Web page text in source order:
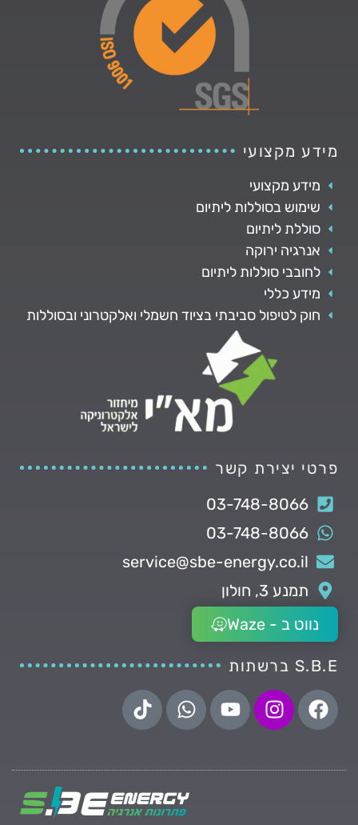
מידע מקצועי
מידע מקצועי
שימוש בסוללות ליתיום
סוללת ליתיום
אנרגיה ירוקה
לחובבי סוללות ליתיום
מידע כללי
חוק לטיפול סביבתי בציוד חשמלי ואלקטרוני ובסוללות
פרטי יצירת קשר
03-748-8066
03-748-8066
service@sbe-energy.co.il
תמנע 3, חולון
נווט ב - Waze
S.B.E ברשתות